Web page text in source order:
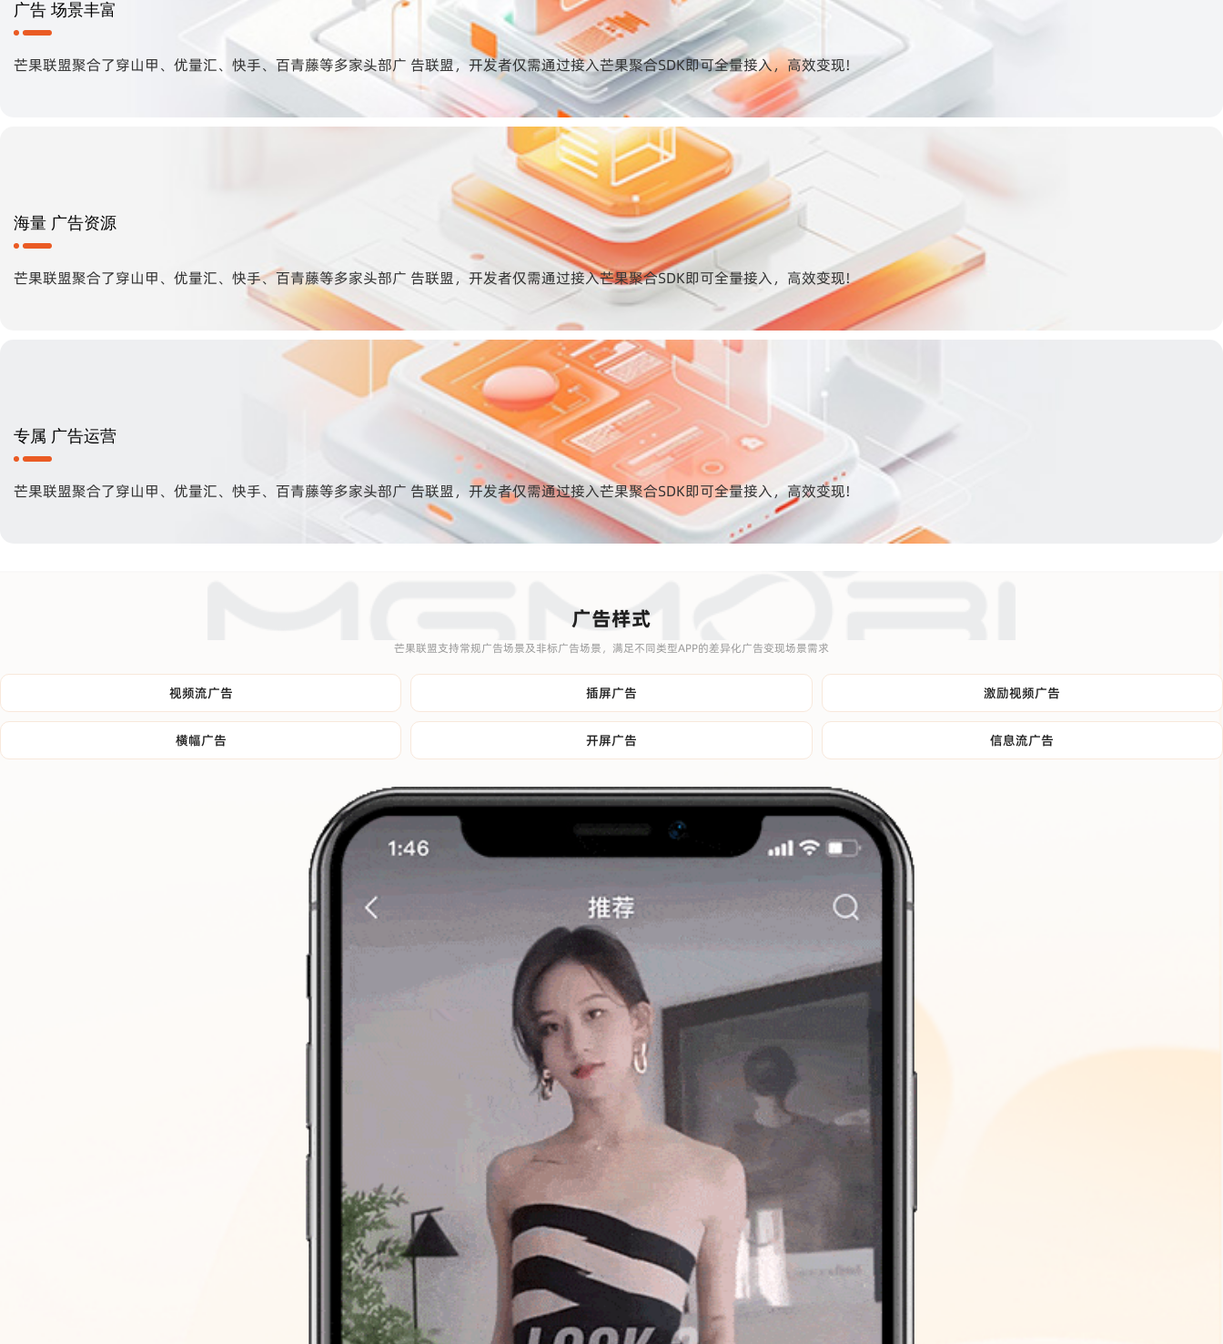
广告 场景丰富
芒果联盟聚合了穿山甲、优量汇、快手、百青藤等多家头部广 告联盟，开发者仅需通过接入芒果聚合SDK即可全量接入，高效变现!
海量 广告资源
芒果联盟聚合了穿山甲、优量汇、快手、百青藤等多家头部广 告联盟，开发者仅需通过接入芒果聚合SDK即可全量接入，高效变现!
专属 广告运营
芒果联盟聚合了穿山甲、优量汇、快手、百青藤等多家头部广 告联盟，开发者仅需通过接入芒果聚合SDK即可全量接入，高效变现!
广告样式
芒果联盟支持常规广告场景及非标广告场景，满足不同类型APP的差异化广告变现场景需求
视频流广告 插屏广告 激励视频广告
横幅广告 开屏广告 信息流广告